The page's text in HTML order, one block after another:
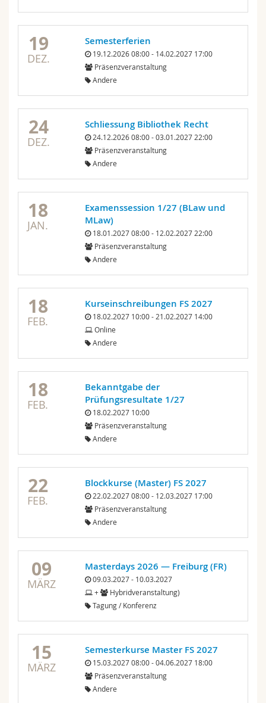
19
DEZ.
Semesterferien
19.12.2026 08:00 - 14.02.2027 17:00
Präsenzveranstaltung
Andere
24
DEZ.
Schliessung Bibliothek Recht
24.12.2026 08:00 - 03.01.2027 22:00
Präsenzveranstaltung
Andere
18
JAN.
Examenssession 1/27 (BLaw und
MLaw)
18.01.2027 08:00 - 12.02.2027 22:00
Präsenzveranstaltung
Andere
18
FEB.
Kurseinschreibungen FS 2027
18.02.2027 10:00 - 21.02.2027 14:00
Online
Andere
18
FEB.
Bekanntgabe der
Prüfungsresultate 1/27
18.02.2027 10:00
Präsenzveranstaltung
Andere
22
FEB.
Blockkurse (Master) FS 2027
22.02.2027 08:00 - 12.03.2027 17:00
Präsenzveranstaltung
Andere
09
MÄRZ
Masterdays 2026 — Freiburg (FR)
09.03.2027 - 10.03.2027
+
Hybridveranstaltung)
Tagung / Konferenz
15
MÄRZ
Semesterkurse Master FS 2027
15.03.2027 08:00 - 04.06.2027 18:00
Präsenzveranstaltung
Andere